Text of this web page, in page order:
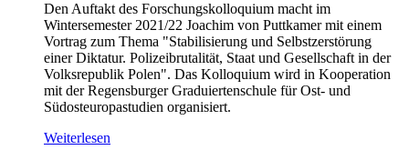
Den Auftakt des Forschungskolloquium macht im
Wintersemester 2021/22 Joachim von Puttkamer mit einem
Vortrag zum Thema "Stabilisierung und Selbstzerstörung
einer Diktatur. Polizeibrutalität, Staat und Gesellschaft in der
Volksrepublik Polen". Das Kolloquium wird in Kooperation
mit der Regensburger Graduiertenschule für Ost- und
Südosteuropastudien organisiert.
Weiterlesen